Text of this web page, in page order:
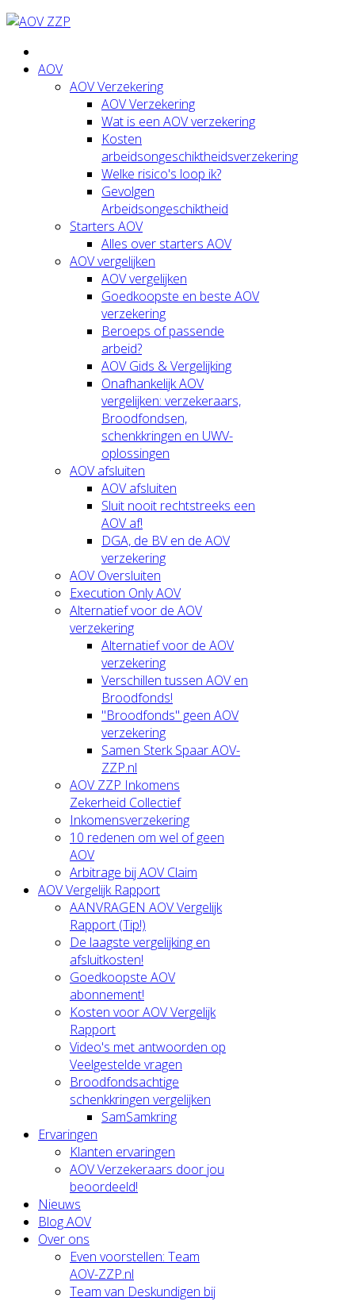
AOV
AOV Verzekering
AOV Verzekering
Wat is een AOV verzekering
Kosten
arbeidsongeschiktheidsverzekering
Welke risico's loop ik?
Gevolgen
Arbeidsongeschiktheid
Starters AOV
Alles over starters AOV
AOV vergelijken
AOV vergelijken
Goedkoopste en beste AOV
verzekering
Beroeps of passende
arbeid?
AOV Gids & Vergelijking
Onafhankelijk AOV
vergelijken: verzekeraars,
Broodfondsen,
schenkkringen en UWV-
oplossingen
AOV afsluiten
AOV afsluiten
Sluit nooit rechtstreeks een
AOV af!
DGA, de BV en de AOV
verzekering
AOV Oversluiten
Execution Only AOV
Alternatief voor de AOV
verzekering
Alternatief voor de AOV
verzekering
Verschillen tussen AOV en
Broodfonds!
"Broodfonds" geen AOV
verzekering
Samen Sterk Spaar AOV-
ZZP.nl
AOV ZZP Inkomens
Zekerheid Collectief
Inkomensverzekering
10 redenen om wel of geen
AOV
Arbitrage bij AOV Claim
AOV Vergelijk Rapport
AANVRAGEN AOV Vergelijk
Rapport (Tip!)
De laagste vergelijking en
afsluitkosten!
Goedkoopste AOV
abonnement!
Kosten voor AOV Vergelijk
Rapport
Video's met antwoorden op
Veelgestelde vragen
Broodfondsachtige
schenkkringen vergelijken
SamSamkring
Ervaringen
Klanten ervaringen
AOV Verzekeraars door jou
beoordeeld!
Nieuws
Blog AOV
Over ons
Even voorstellen: Team
AOV-ZZP.nl
Team van Deskundigen bij